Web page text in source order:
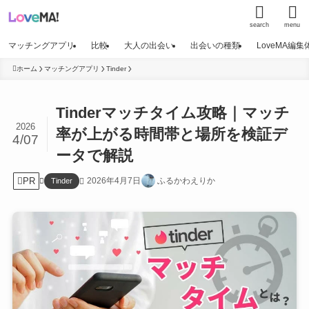
search menu
マッチングアプリ 比較 大人の出会い 出会いの種類 LoveMA編集
ホーム マッチングアプリ Tinder
Tinderマッチタイム攻略｜マッチ
率が上がる時間帯と場所を検証デ
ータで解説
2026
4/07
PR Tinder 2026年4月7日 ふるかわえりか